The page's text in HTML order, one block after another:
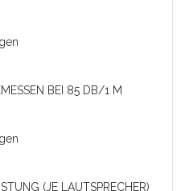
BEI 85 DB/1 M
(JE LAUTSPRECHER)